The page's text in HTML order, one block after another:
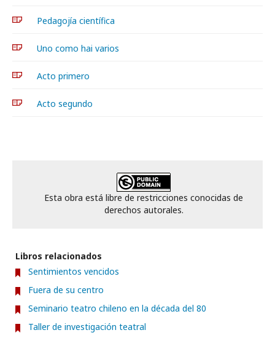
Pedagojía científica
Uno como hai varios
Acto primero
Acto segundo
Esta obra está libre de restricciones conocidas de
derechos autorales.
Libros relacionados
Sentimientos vencidos
Fuera de su centro
Seminario teatro chileno en la década del 80
Taller de investigación teatral